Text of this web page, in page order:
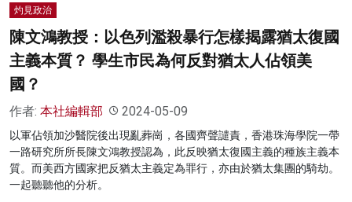
灼見政治
陳文鴻教授：以色列濫殺暴行怎樣揭露猶太復國
主義本質？ 學生市民為何反對猶太人佔領美
國？
作者: 本社編輯部 2024-05-09
以軍佔領加沙醫院後出現亂葬崗，各國齊聲譴責，香港珠海學院一帶
一路研究所所長陳文鴻教授認為，此反映猶太復國主義的種族主義本
質。而美西方國家把反猶太主義定為罪行，亦由於猶太集團的騎劫。
一起聽聽他的分析。